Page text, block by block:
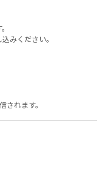
みください。
れます。